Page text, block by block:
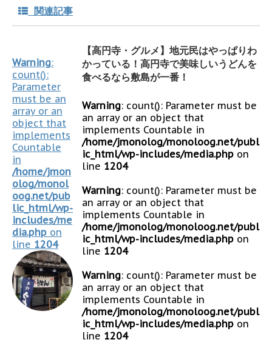
関連記事
Warning:
count():
Parameter
must be an
array or an
object that
implements
Countable
in
/home/jmon
olog/monol
oog.net/pub
lic_html/wp-
includes/me
dia.php on
line 1204
【高円寺・グルメ】地元民はやっぱりわ
かっている！高円寺で美味しいうどんを
食べるなら敷島が一番！
Warning: count(): Parameter must be
an array or an object that
implements Countable in
/home/jmonolog/monoloog.net/publ
ic_html/wp-includes/media.php on
line 1204
Warning: count(): Parameter must be
an array or an object that
implements Countable in
/home/jmonolog/monoloog.net/publ
ic_html/wp-includes/media.php on
line 1204
Warning: count(): Parameter must be
an array or an object that
implements Countable in
/home/jmonolog/monoloog.net/publ
ic_html/wp-includes/media.php on
line 1204